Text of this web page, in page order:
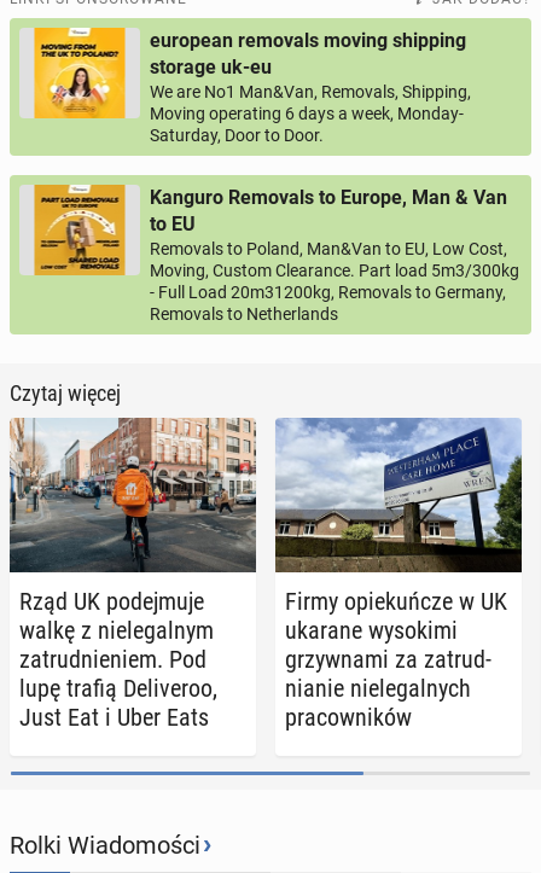
european removals moving shipping
storage uk-eu
We are No1 Man&Van, Removals, Shipping,
Moving operating 6 days a week, Monday-
Saturday, Door to Door.
Kanguro Removals to Europe, Man & Van
to EU
Removals to Poland, Man&Van to EU, Low Cost,
Moving, Custom Clearance. Part load 5m3/300kg
- Full Load 20m31200kg, Removals to Germany,
Removals to Netherlands
Czytaj więcej
Rząd UK po­dej­mu­je
walkę z nie­le­gal­nym
za­trud­nie­niem. Pod
lupę trafią De­li­ve­roo,
Just Eat i Uber Eats
Firmy opie­kuń­cze w UK
ukarane wy­so­ki­mi
grzyw­na­mi za za­trud­
nia­nie nie­le­gal­nych
pra­cow­ni­ków
Rolki Wiadomości›